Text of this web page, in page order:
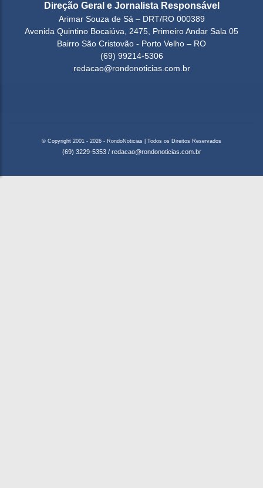
Direção Geral e Jornalista Responsável
Arimar Souza de Sá – DRT/RO 000389
Avenida Quintino Bocaiúva, 2475, Primeiro Andar Sala 05
Bairro São Cristovão - Porto Velho – RO
(69) 99214-5306
redacao@rondonoticias.com.br
© Copyright 2001 - 2026 - RondoNoticias | Todos os Direitos Reservados
(69) 3229-5353 / redacao@rondonoticias.com.br